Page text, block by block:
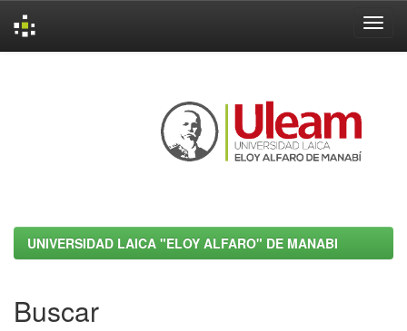
UNIVERSIDAD LAICA "ELOY ALFARO" DE MANABI
Buscar